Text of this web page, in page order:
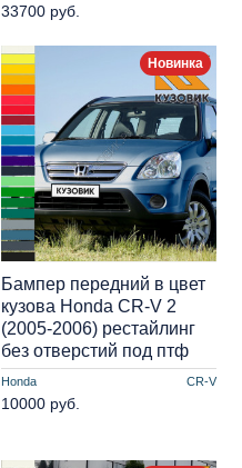
33700 руб.
Новинка
Honda CR-V
Бампер передний в цвет
кузова Honda CR-V 2
(2005-2006) рестайлинг
без отверстий под птф
10000 руб.